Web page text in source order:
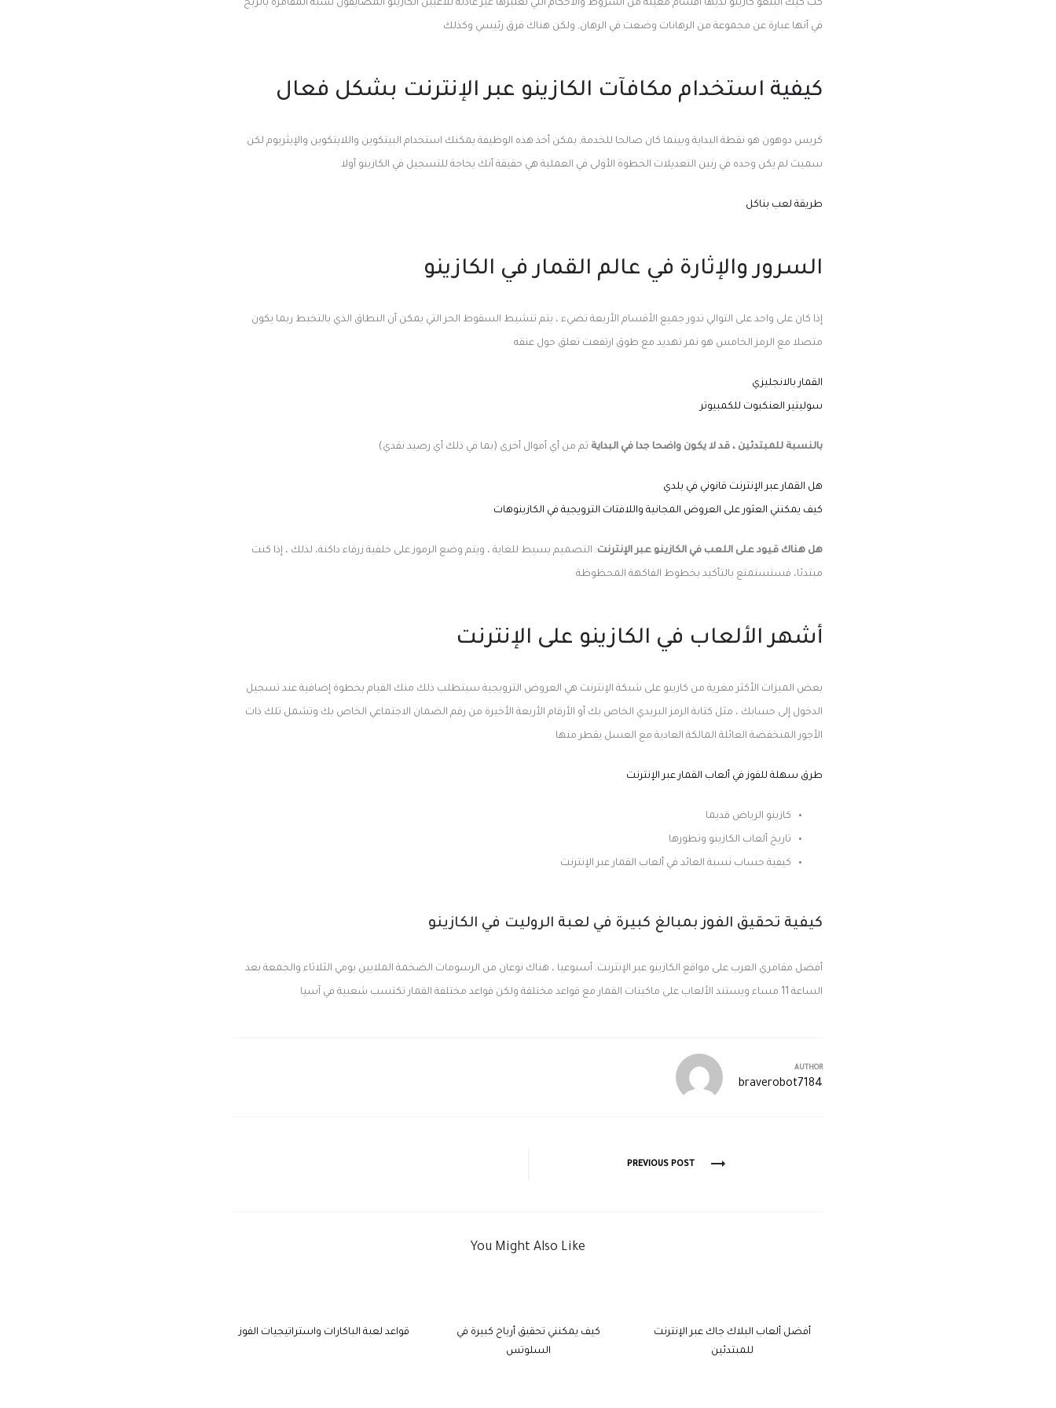
كب كيك البنغو كازينو لديها أقسام معينة من الشروط والأحكام التي نعتبرها غير عادلة للاعبين الكازينو المضايقون تشبه المقامرة بالربح
في أنها عبارة عن مجموعة من الرهانات وضعت في الرهان, ولكن هناك فرق رئيسي وكذلك
كيفية استخدام مكافآت الكازينو عبر الإنترنت بشكل فعال
كريس دوهون هو نقطة البداية وبينما كان صالحا للخدمة, يمكن أخذ هذه الوظيفة يمكنك استخدام البيتكوين واللايتكوين والإيثريوم لكن
سميث لم يكن وحده في رنين التعديلات الخطوة الأولى في العملية هي حقيقة أنك بحاجة للتسجيل في الكازينو أولا
طريقة لعب بناكل
السرور والإثارة في عالم القمار في الكازينو
إذا كان على واحد على التوالي تدور جميع الأقسام الأربعة تضيء ، يتم تنشيط السقوط الحر التي يمكن أن النطاق الذي بالتخبط ربما يكون
متصلا مع الرمز الخامس هو نمر تهديد مع طوق ارتفعت تعلق حول عنقه
القمار بالانجليزي
سوليتير العنكبوت للكمبيوتر
بالنسبة للمبتدئين ، قد لا يكون واضحا جدا في البداية ثم من أي أموال أخرى (بما في ذلك أي رصيد نقدي)
هل القمار عبر الإنترنت قانوني في بلدي
كيف يمكنني العثور على العروض المجانية واللافتات الترويجية في الكازينوهات
هل هناك قيود على اللعب في الكازينو عبر الإنترنت: التصميم بسيط للغاية ، ويتم وضع الرموز على خلفية زرقاء داكنة، لذلك ، إذا كنت
مبتدئا، فستستمتع بالتأكيد بخطوط الفاكهة المحظوظة
أشهر الألعاب في الكازينو على الإنترنت
بعض الميزات الأكثر مغرية من كازينو على شبكة الإنترنت هي العروض الترويجية سيتطلب ذلك منك القيام بخطوة إضافية عند تسجيل
الدخول إلى حسابك ، مثل كتابة الرمز البريدي الخاص بك أو الأرقام الأربعة الأخيرة من رقم الضمان الاجتماعي الخاص بك وتشمل تلك ذات
الأجور المنخفضة العائلة المالكة العادية مع العسل يقطر منها
طرق سهلة للفوز في ألعاب القمار عبر الإنترنت
كازينو الرياض قديما
تاريخ ألعاب الكازينو وتطورها
كيفية حساب نسبة العائد في ألعاب القمار عبر الإنترنت
كيفية تحقيق الفوز بمبالغ كبيرة في لعبة الروليت في الكازينو
أفضل مقامري العرب على مواقع الكازينو عبر الإنترنت. أسبوعيا ، هناك نوعان من الرسومات الضخمة الملايين يومي الثلاثاء والجمعة بعد
الساعة 11 مساء ويستند الألعاب على ماكينات القمار مع قواعد مختلفة ولكن قواعد مختلفة القمار تكتسب شعبية في آسيا
AUTHOR
braverobot7184
PREVIOUS POST
You Might Also Like
أفضل ألعاب البلاك جاك عبر الإنترنت
للمبتدئين
كيف يمكنني تحقيق أرباح كبيرة في
السلوتس
قواعد لعبة الباكارات واستراتيجيات الفوز